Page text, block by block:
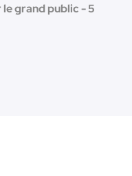
grand public - 5